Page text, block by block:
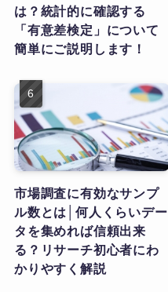
は？統計的に確認する
「有意差検定」について
簡単にご説明します！
市場調査に有効なサンプ
ル数とは│何人くらいデー
タを集めれば信頼出来
る？リサーチ初心者にわ
かりやすく解説